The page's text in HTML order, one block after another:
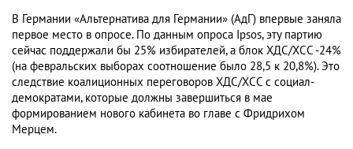
В Германии «Альтернатива для Германии» (АдГ) впервые заняла
первое место в опросе. По данным опроса Ipsos, эту партию
сейчас поддержали бы 25% избирателей, а блок ХДС/ХСС -24%
(на февральских выборах соотношение было 28,5 к 20,8%). Это
следствие коалиционных переговоров ХДС/ХСС с социал-
демократами, которые должны завершиться в мае
формированием нового кабинета во главе с Фридрихом
Мерцем.